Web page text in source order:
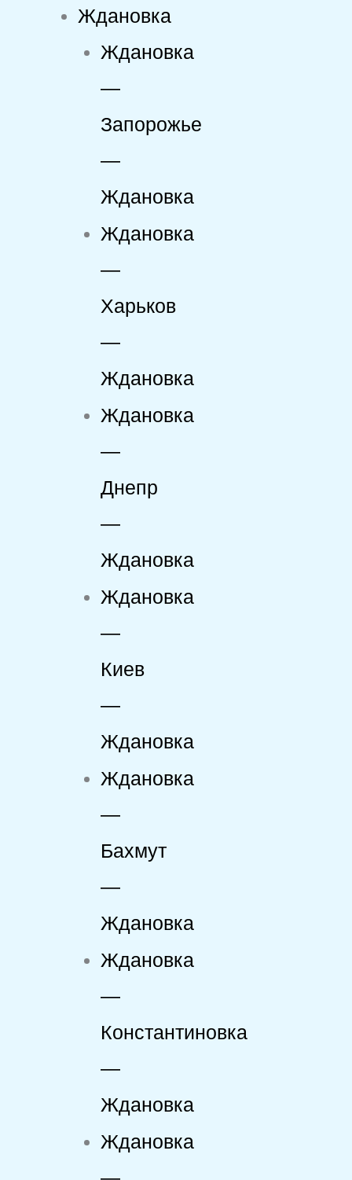
Ждановка
Ждановка
—
Запорожье
—
Ждановка
Ждановка
—
Харьков
—
Ждановка
Ждановка
—
Днепр
—
Ждановка
Ждановка
—
Киев
—
Ждановка
Ждановка
—
Бахмут
—
Ждановка
Ждановка
—
Константиновка
—
Ждановка
Ждановка